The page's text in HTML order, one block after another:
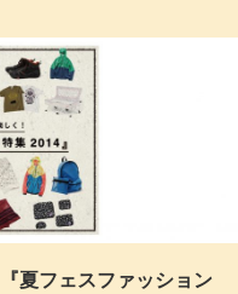
夏フェスファッション